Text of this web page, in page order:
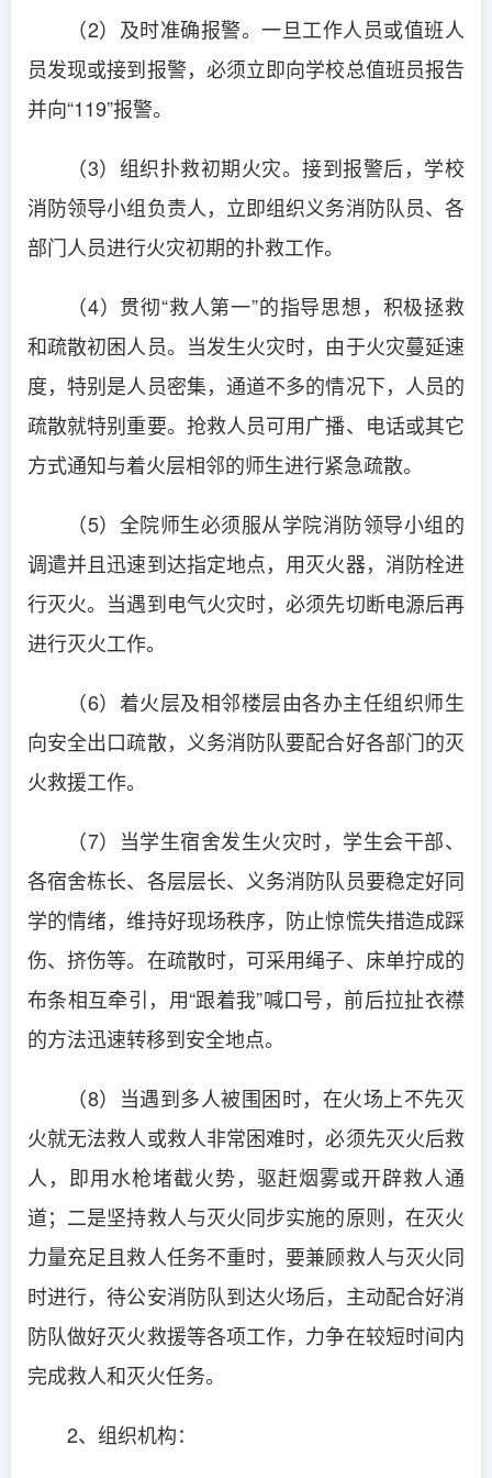
（2）及时准确报警。一旦工作人员或值班人
员发现或接到报警，必须立即向学校总值班员报告
并向“119”报警。
（3）组织扑救初期火灾。接到报警后，学校
消防领导小组负责人，立即组织义务消防队员、各
部门人员进行火灾初期的扑救工作。
（4）贯彻“救人第一”的指导思想，积极拯救
和疏散初困人员。当发生火灾时，由于火灾蔓延速
度，特别是人员密集，通道不多的情况下，人员的
疏散就特别重要。抢救人员可用广播、电话或其它
方式通知与着火层相邻的师生进行紧急疏散。
（5）全院师生必须服从学院消防领导小组的
调遣并且迅速到达指定地点，用灭火器，消防栓进
行灭火。当遇到电气火灾时，必须先切断电源后再
进行灭火工作。
（6）着火层及相邻楼层由各办主任组织师生
向安全出口疏散，义务消防队要配合好各部门的灭
火救援工作。
（7）当学生宿舍发生火灾时，学生会干部、
各宿舍栋长、各层层长、义务消防队员要稳定好同
学的情绪，维持好现场秩序，防止惊慌失措造成踩
伤、挤伤等。在疏散时，可采用绳子、床单拧成的
布条相互牵引，用“跟着我”喊口号，前后拉扯衣襟
的方法迅速转移到安全地点。
（8）当遇到多人被围困时，在火场上不先灭
火就无法救人或救人非常困难时，必须先灭火后救
人，即用水枪堵截火势，驱赶烟雾或开辟救人通
道；二是坚持救人与灭火同步实施的原则，在灭火
力量充足且救人任务不重时，要兼顾救人与灭火同
时进行，待公安消防队到达火场后，主动配合好消
防队做好灭火救援等各项工作，力争在较短时间内
完成救人和灭火任务。
2、组织机构：